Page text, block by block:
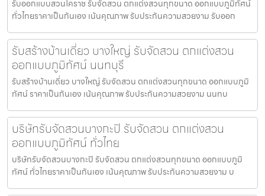
รับออกแบบสวนโคราช รับจัดสวน ตกแต่งสวนทุกขนาด ออกแบบภูมิทัศน์
ทั่วไทยราคาเป็นกันเอง เน้นคุณภาพ รับประกันความสวยงาม รับออก
รับสร้างบ้านเดี่ยว บางใหญ่ รับจัดสวน ตกแต่งสวน
ออกแบบภูมิทัศน์ นนทบุรี
รับสร้างบ้านเดี่ยว บางใหญ่ รับจัดสวน ตกแต่งสวนทุกขนาด ออกแบบภูมิ
ทัศน์ ราคาเป็นกันเอง เน้นคุณภาพ รับประกันความสวยงาม นนทบ
บริษัทรับจัดสวนบางกะปิ รับจัดสวน ตกแต่งสวน
ออกแบบภูมิทัศน์ ทั่วไทย
บริษัทรับจัดสวนบางกะปิ รับจัดสวน ตกแต่งสวนทุกขนาด ออกแบบภูมิ
ทัศน์ ทั่วไทยราคาเป็นกันเอง เน้นคุณภาพ รับประกันความสวยงาม บ